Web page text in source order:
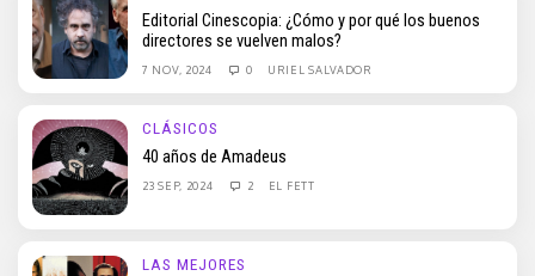
Editorial Cinescopia: ¿Cómo y por qué los buenos
directores se vuelven malos?
7 NOV, 2024 0 URIEL SALVADOR
CLÁSICOS
40 años de Amadeus
23 SEP, 2024 2 EL FETT
LAS MEJORES